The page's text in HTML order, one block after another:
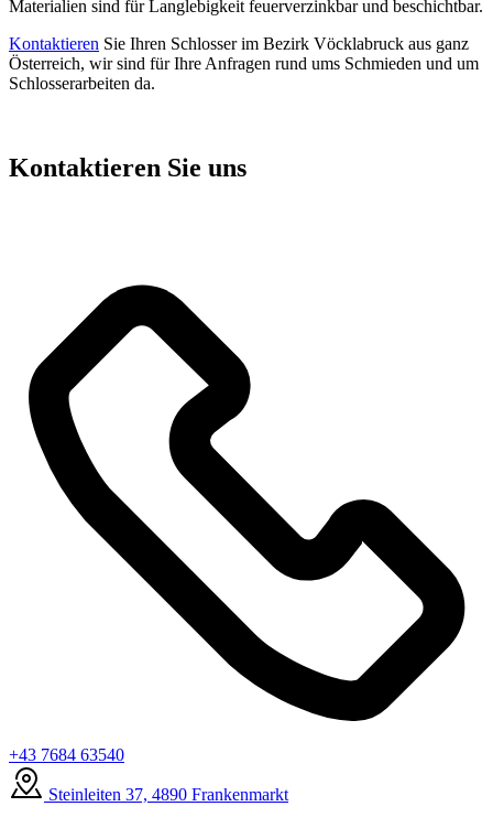
Mate­ria­li­en sind für Lang­le­big­keit feu­er­ver­zink­bar und beschicht­bar.
Kon­tak­tie­ren Sie Ihren Schlos­ser im Bezirk Vöck­la­bruck aus ganz
Öster­reich, wir sind für Ihre Anfra­gen rund ums Schmie­den und um
Schlos­ser­ar­bei­ten da.
Kontaktieren Sie uns
+43 7684 63540
Steinleiten 37, 4890 Frankenmarkt